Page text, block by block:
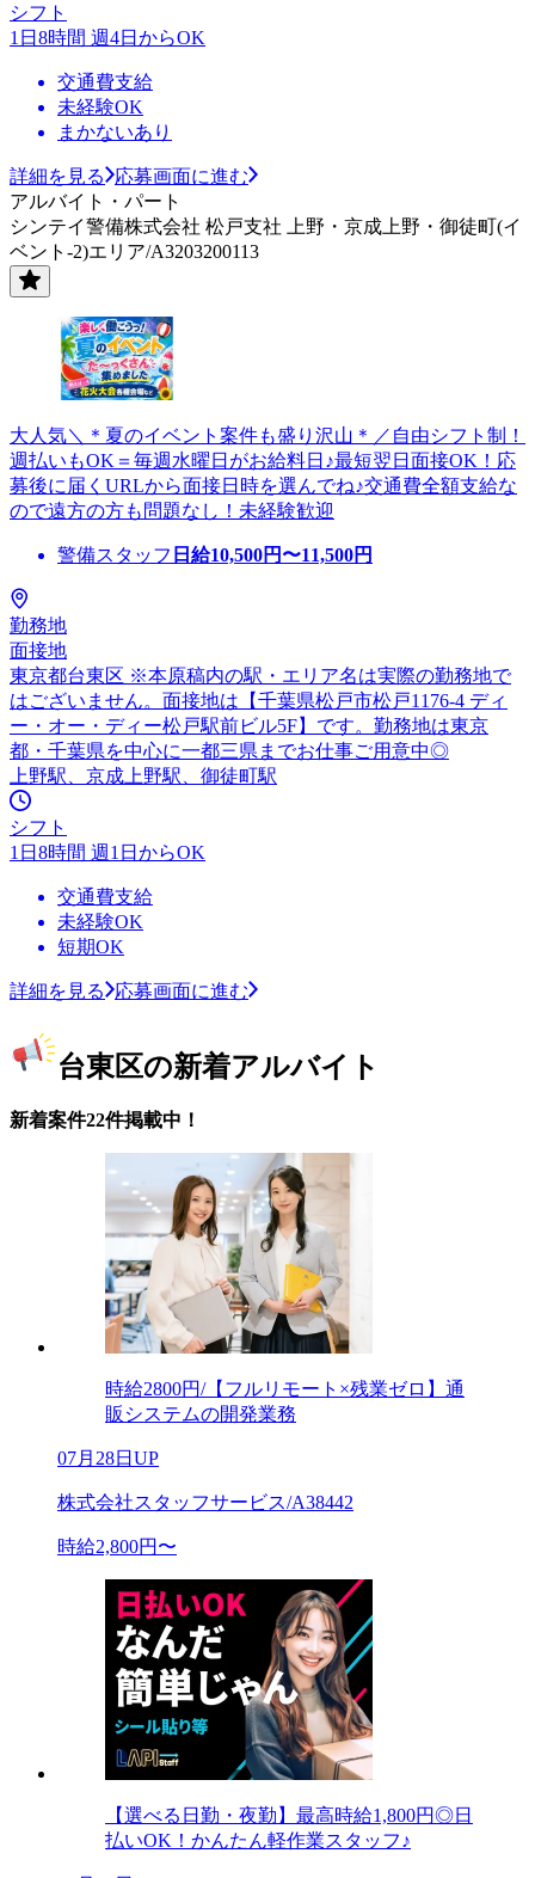
シフト
1日8時間 週4日からOK
交通費支給
未経験OK
まかないあり
詳細を見る
応募画面に進む
アルバイト・パート
シンテイ警備株式会社 松戸支社 上野・京成上野・御徒町(イ
ベント-2)エリア/A3203200113
大人気＼＊夏のイベント案件も盛り沢山＊／自由シフト制！
週払いもOK＝毎週水曜日がお給料日♪最短翌日面接OK！応
募後に届くURLから面接日時を選んでね♪交通費全額支給な
ので遠方の方も問題なし！未経験歓迎
警備スタッフ 日給10,500円〜11,500円
勤務地
面接地
東京都台東区 ※本原稿内の駅・エリア名は実際の勤務地で
はございません。面接地は【千葉県松戸市松戸1176-4 ディ
ー・オー・ディー松戸駅前ビル5F】です。勤務地は東京
都・千葉県を中心に一都三県までお仕事ご用意中◎
上野駅、京成上野駅、御徒町駅
シフト
1日8時間 週1日からOK
交通費支給
未経験OK
短期OK
詳細を見る 応募画面に進む
台東区の新着アルバイト
新着案件22件掲載中！
時給2800円/【フルリモート×残業ゼロ】通
販システムの開発業務
07月28日UP
株式会社スタッフサービス/A38442
時給2,800円〜
【選べる日勤・夜勤】最高時給1,800円◎日
払いOK！かんたん軽作業スタッフ♪